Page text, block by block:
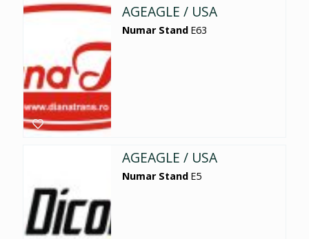
AGEAGLE / USA
Numar Stand E63
AGEAGLE / USA
Numar Stand E5